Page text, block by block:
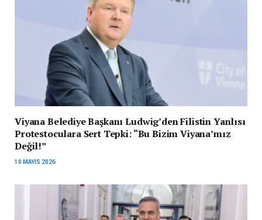
Viyana Belediye Başkanı Ludwig’den Filistin Yanlısı
Protestoculara Sert Tepki: “Bu Bizim Viyana’mız
Değil!”
10 MAYIS 2026